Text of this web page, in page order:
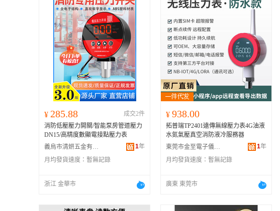
¥ 285.88
成交2件
消防低壓壓力開關/智能泵房管道壓力
DN15/高精度數顯電接點壓力表
義烏市清妍五金有限公司
1年
月均發貨速度： 暫無記錄
浙江 金華市
¥ 938.00
拓普瑞TP2401遠傳無線壓力表4G油液
水氮氣壓真空消防液冷服務器
東莞市金至電子儀器有限公司
1年
月均發貨速度： 暫無記錄
廣東 東莞市